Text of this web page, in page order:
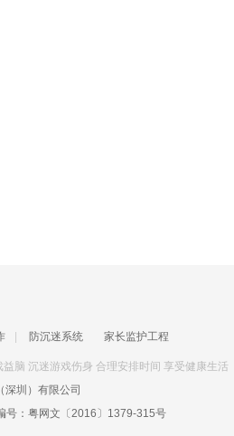
防沉迷系统 家长监护工程
脑 沉迷游戏伤身 合理安排时间 享受健康生活
圳）有限公司
号： 粤网文〔2016〕1379-315号